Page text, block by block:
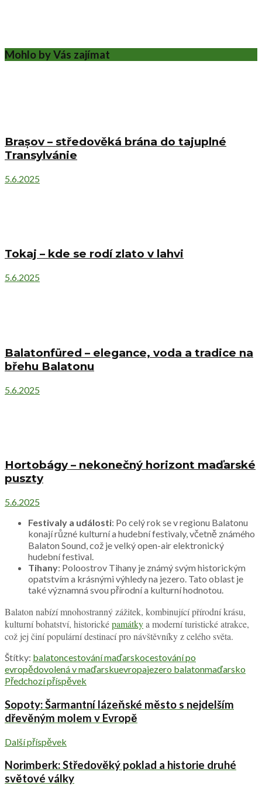
Mohlo by Vás zajímat
Brașov – středověká brána do tajuplné
Transylvánie
5.6.2025
Tokaj – kde se rodí zlato v lahvi
5.6.2025
Balatonfüred – elegance, voda a tradice na
břehu Balatonu
5.6.2025
Hortobágy – nekonečný horizont maďarské
puszty
5.6.2025
Festivaly a události: Po celý rok se v regionu Balatonu
konají různé kulturní a hudební festivaly, včetně známého
Balaton Sound, což je velký open-air elektronický
hudební festival.
Tihany: Poloostrov Tihany je známý svým historickým
opatstvím a krásnými výhledy na jezero. Tato oblast je
také významná svou přírodní a kulturní hodnotou.
Balaton nabízí mnohostranný zážitek, kombinující přírodní krásu,
kulturní bohatství, historicképamátkya moderní turistické atrakce,
což jej činí populární destinací pro návštěvníky z celého světa.
Štítky: balatoncestování maďarskocestování po
evropědovolená v maďarskuevropajezero balatonmaďarsko
Předchozí příspěvek
Sopoty: Šarmantní lázeňské město s nejdelším
dřevěným molem v Evropě
Další příspěvek
Norimberk: Středověký poklad a historie druhé
světové války